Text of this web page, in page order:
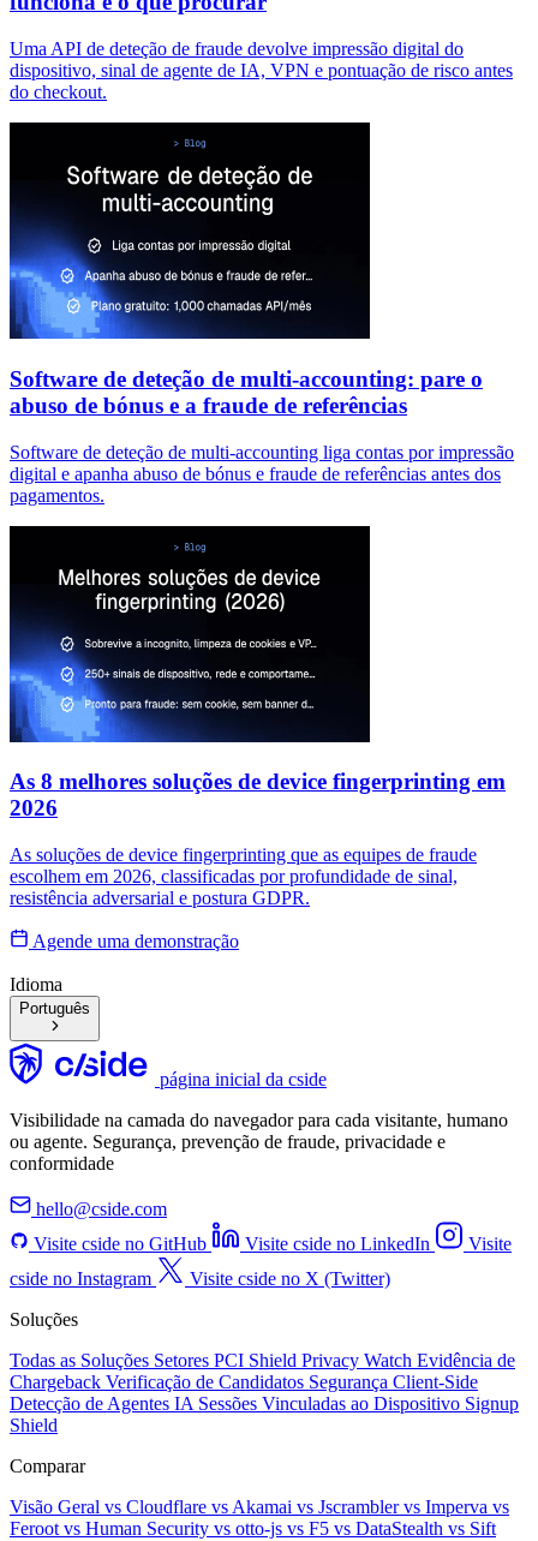
Uma API de deteção de fraude devolve impressão digital do
dispositivo, sinal de agente de IA, VPN e pontuação de risco antes
do checkout.
Software de deteção de multi-accounting: pare o
abuso de bónus e a fraude de referências
Software de deteção de multi-accounting liga contas por impressão
digital e apanha abuso de bónus e fraude de referências antes dos
pagamentos.
As 8 melhores soluções de device fingerprinting em
2026
As soluções de device fingerprinting que as equipes de fraude
escolhem em 2026, classificadas por profundidade de sinal,
resistência adversarial e postura GDPR.
Agende uma demonstração
Idioma
Português
página inicial da cside
Visibilidade na camada do navegador para cada visitante, humano
ou agente. Segurança, prevenção de fraude, privacidade e
conformidade
hello@cside.com
Visite cside no GitHub
Visite cside no LinkedIn
Visite
cside no Instagram
Visite cside no X (Twitter)
Soluções
Todas as Soluções Setores PCI Shield Privacy Watch Evidência de
Chargeback Verificação de Candidatos Segurança Client-Side
Detecção de Agentes IA Sessões Vinculadas ao Dispositivo Signup
Shield
Comparar
Visão Geral vs Cloudflare vs Akamai vs Jscramblervs Imperva vs
Feroot vs Human Security vs otto-js vs F5 vs DataStealth vs Sift